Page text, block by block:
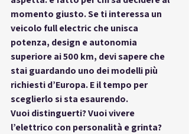
momento giusto. Se ti interessa un
veicolo full electric che unisca
potenza, design e autonomia
superiore ai 500 km, devi sapere che
stai guardando uno dei modelli più
richiesti d’Europa. E il tempo per
sceglierlo si sta esaurendo.
Vuoi distinguerti? Vuoi vivere
l’elettrico con personalità e grinta?